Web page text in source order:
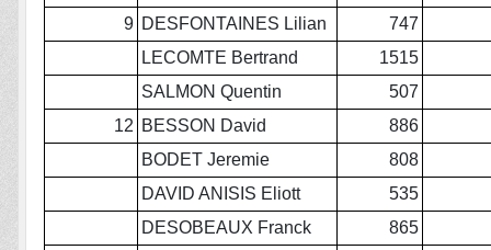
9 DESFONTAINES Lilian 747
LECOMTE Bertrand
1515
SALMON Quentin
507
12 BESSON David 886
BODET Jeremie
808
DAVID ANISIS Eliott
535
DESOBEAUX Franck
865